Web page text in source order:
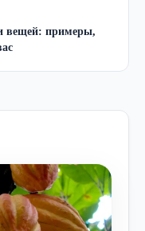
вещей: примеры,